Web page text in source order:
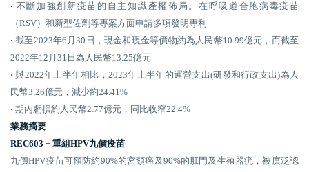
· 不斷加強創新疫苗的自主知識產權佈局 。 在呼吸道合胞病毒疫苗
（RSV） 和新型佐劑等專案方面申請多項發明專利
· 截至2023年6月30日，現金和現金等價物約為人民幣10.99億元，而截至
2022年12月31日為人民幣13.25億元
· 與2022年上半年相比，2023年上半年的運營支出(研發和行政支出)為人
民幣3.26億元，減少約24.41%
· 期內虧損約人民幣2.77億元，同比收窄22.4%
業務摘要
REC603－重組HPV九價疫苗
九價HPV疫苗可預防約90%的宮頸癌及90%的肛門及生殖器疣，被廣泛認